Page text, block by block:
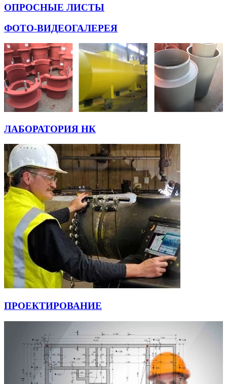
ОПРОСНЫЕ ЛИСТЫ
ФОТО-ВИДЕОГАЛЕРЕЯ
ЛАБОРАТОРИЯ НК
ПРОЕКТИРОВАНИЕ